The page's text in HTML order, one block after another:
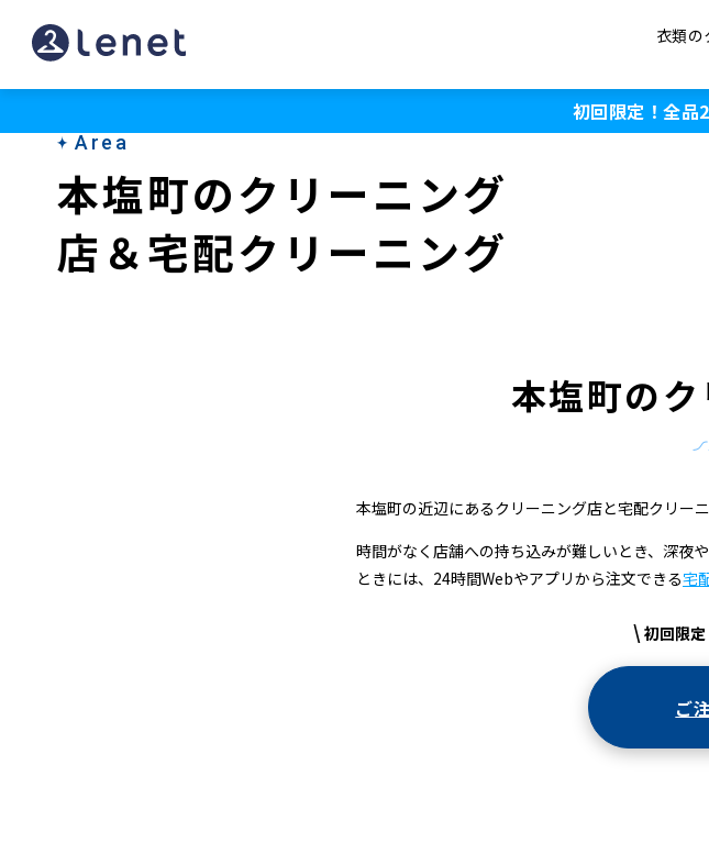
本
塩
衣類の
初回限定！全品
Area
本塩町のクリーニング
店＆宅配クリーニング
本塩町の
本塩町の近辺にあるクリーニング店と宅配クリー
時間がなく店舗への持ち込みが難しいとき、深夜
ときには、24時間Webやアプリから注文できる宅
\ 初回限定
ご